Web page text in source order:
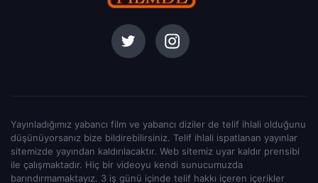
Yayınladığımız yabancı film ve yabancı diziler de telif ihlali olduğunu
düşünüyorsanız bize bildirebilirsiniz. Telif ihlali ispatlanan yayınlar
sitemizde yayından kaldırılacaktır. Web sitemiz uyar kaldır prensibi
ile çalışmaktadır. Hiç bir videoyu kendi sunucumuzda
barındırmamaktayız. 3 iş günü içinde telif hakkı içeren içerikler